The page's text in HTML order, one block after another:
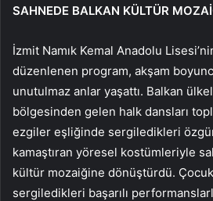
SAHNEDE BALKAN KÜLTÜR
İzmit Namık Kemal Anadolu
düzenlenen program, akşam
unutulmaz anlar yaşattı. Balkan
bölgesinden gelen halk dansları
ezgiler eşliğinde sergiledikleri
kamaştıran yöresel kostümleriyle
kültür mozaiğine dönüştürdü.
sergiledikleri başarılı